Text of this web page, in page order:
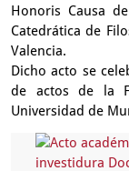
Honoris Causa
Catedrática de
Valencia.
Dicho acto se
de actos de la
Universidad de